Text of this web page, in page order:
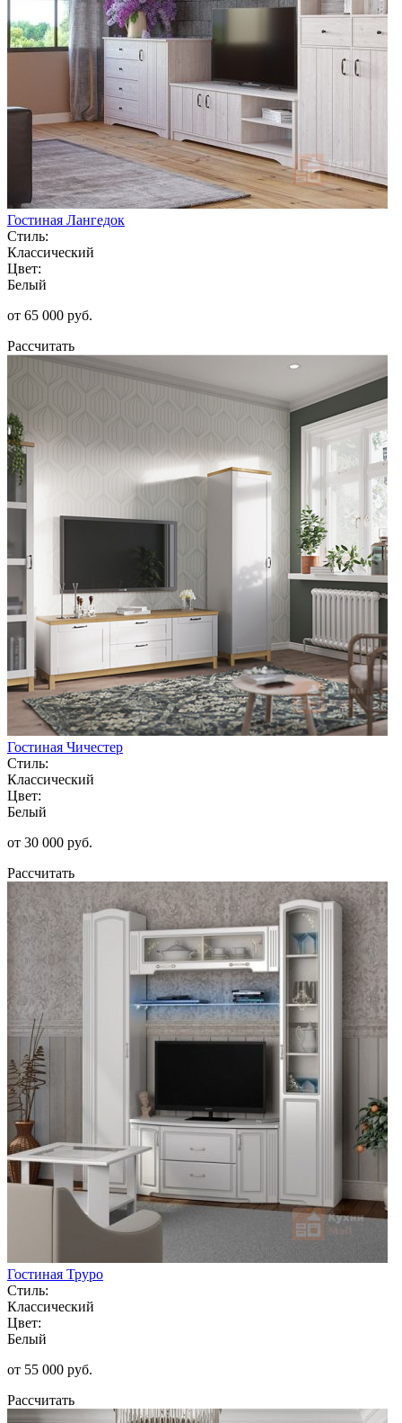
Гостиная Лангедок
Стиль:
Классический
Цвет:
Белый
от 65 000 руб.
Рассчитать
Гостиная Чичестер
Стиль:
Классический
Цвет:
Белый
от 30 000 руб.
Рассчитать
Гостиная Труро
Стиль:
Классический
Цвет:
Белый
от 55 000 руб.
Рассчитать